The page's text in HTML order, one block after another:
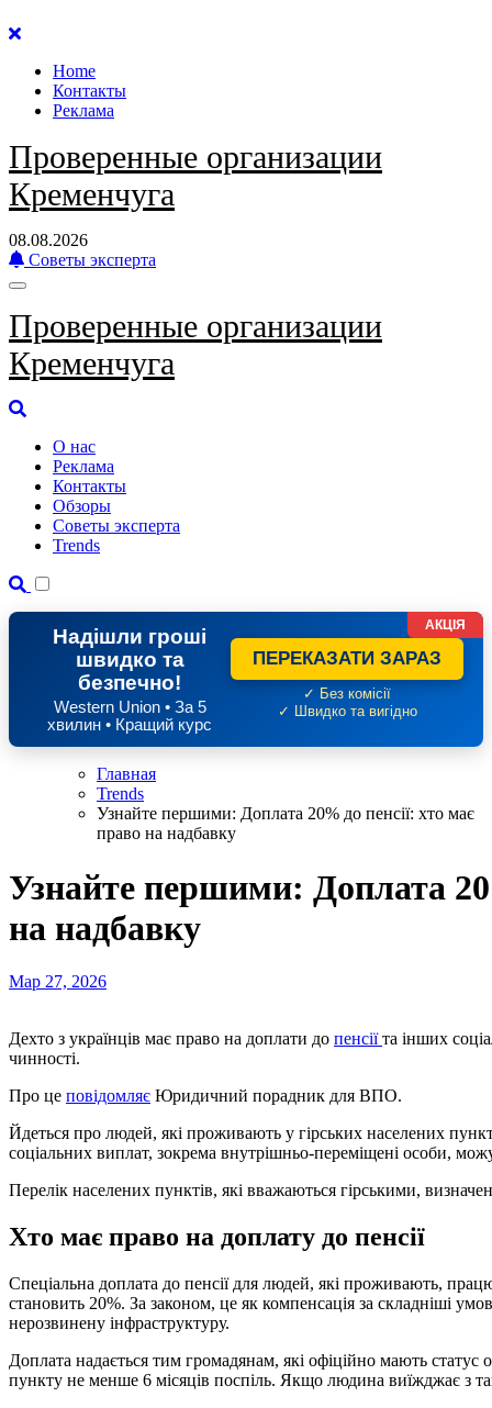
Перейти
содержанию
Home
Контакты
Реклама
Проверенные организации
Кременчуга
08.08.2026
Советы эксперта
Проверенные организации
Кременчуга
О нас
Реклама
Контакты
Обзоры
Советы эксперта
Trends
Надішли гроші
швидко та
безпечно!
Western Union • За 5
хвилин • Кращий курс
ПЕРЕКАЗАТИ ЗАРАЗ
✓ Без комісії
✓ Швидко та вигідно
АКЦІЯ
Главная
Trends
Узнайте першими: Доплата 20% до пенсії: хто має
право на надбавку
Узнайте першими: Доплата
на надбавку
Мар 27, 2026
Дехто з українців має право на доплати до пенсіїта інших
чинності.
Про це повідомляє Юридичний порадник для ВПО.
Йдеться про людей, які проживають у гірських населених
соціальних виплат, зокрема внутрішньо-переміщені особи,
Перелік населених пунктів, які вважаються гірськими,
Хто має право на доплату до пенсії
Спеціальна доплата до пенсії для людей, які проживають,
становить 20%. За законом, це як компенсація за складніші
нерозвинену інфраструктуру.
Доплата надається тим громадянам, які офіційно мають статус
пункту не менше 6 місяців поспіль. Якщо людина виїжджає з